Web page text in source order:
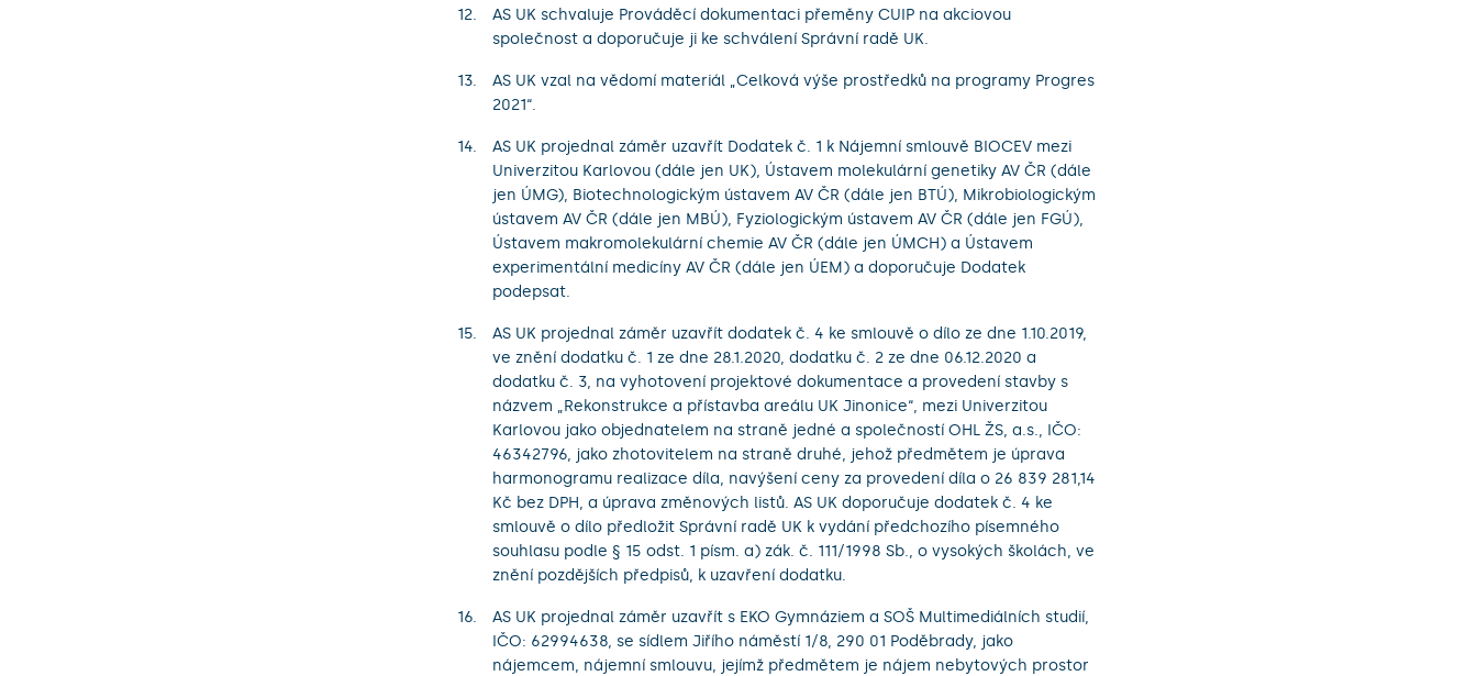
AS UK schvaluje Prováděcí dokumentaci přeměny CUIP na akciovou
společnost a doporučuje ji ke schválení Správní radě UK.
AS UK vzal na vědomí materiál „Celková výše prostředků na programy Progres
2021“.
AS UK projednal záměr uzavřít Dodatek č. 1 k Nájemní smlouvě BIOCEV mezi
Univerzitou Karlovou (dále jen UK), Ústavem molekulární genetiky AV ČR (dále
jen ÚMG), Biotechnologickým ústavem AV ČR (dále jen BTÚ), Mikrobiologickým
ústavem AV ČR (dále jen MBÚ), Fyziologickým ústavem AV ČR (dále jen FGÚ),
Ústavem makromolekulární chemie AV ČR (dále jen ÚMCH) a Ústavem
experimentální medicíny AV ČR (dále jen ÚEM) a doporučuje Dodatek
podepsat.
AS UK projednal záměr uzavřít dodatek č. 4 ke smlouvě o dílo ze dne 1.10.2019,
ve znění dodatku č. 1 ze dne 28.1.2020, dodatku č. 2 ze dne 06.12.2020 a
dodatku č. 3, na vyhotovení projektové dokumentace a provedení stavby s
názvem „Rekonstrukce a přístavba areálu UK Jinonice“, mezi Univerzitou
Karlovou jako objednatelem na straně jedné a společností OHL ŽS, a.s., IČO:
46342796, jako zhotovitelem na straně druhé, jehož předmětem je úprava
harmonogramu realizace díla, navýšení ceny za provedení díla o 26 839 281,14
Kč bez DPH, a úprava změnových listů. AS UK doporučuje dodatek č. 4 ke
smlouvě o dílo předložit Správní radě UK k vydání předchozího písemného
souhlasu podle § 15 odst. 1 písm. a) zák. č. 111/1998 Sb., o vysokých školách, ve
znění pozdějších předpisů, k uzavření dodatku.
AS UK projednal záměr uzavřít s EKO Gymnáziem a SOŠ Multimediálních studií,
IČO: 62994638, se sídlem Jiřího náměstí 1/8, 290 01 Poděbrady, jako
nájemcem, nájemní smlouvu, jejímž předmětem je nájem nebytových prostor